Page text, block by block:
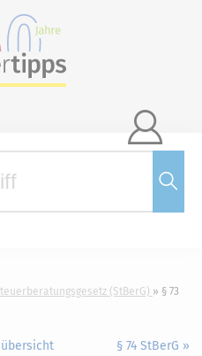

(StBerG)
§ 73
§ 74 StBerG »